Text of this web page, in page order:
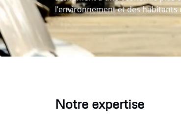
l’environnement et des habitants
Notre expertise